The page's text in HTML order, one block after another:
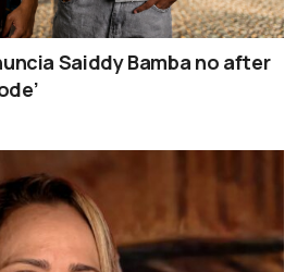
Saiddy Bamba no after